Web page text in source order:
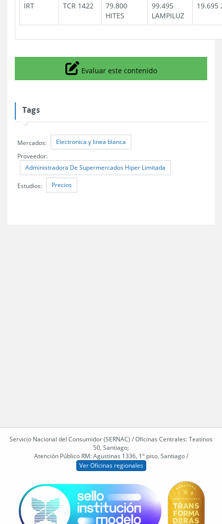
IRT TCR 1422
79.800
HITES
99.495
LAMPILUZ
19.695
Icono
Evaluar este contenido
Tags
Mercados: Electronica y linea blanca
Proveedor:
Administradora De Supermercados Hiper Limitada
Estudios: Precios
Servicio Nacional del Consumidor (SERNAC) / Oficinas Centrales: Teatinos
50, Santiago;
Atención Público RM: Agustinas 1336, 1° piso, Santiago /
Ver Oficinas regionales